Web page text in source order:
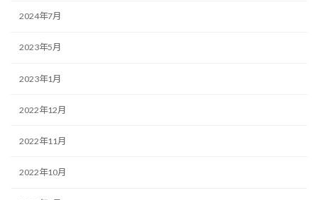
2024年7月
2023年5月
2023年1月
2022年12月
2022年11月
2022年10月